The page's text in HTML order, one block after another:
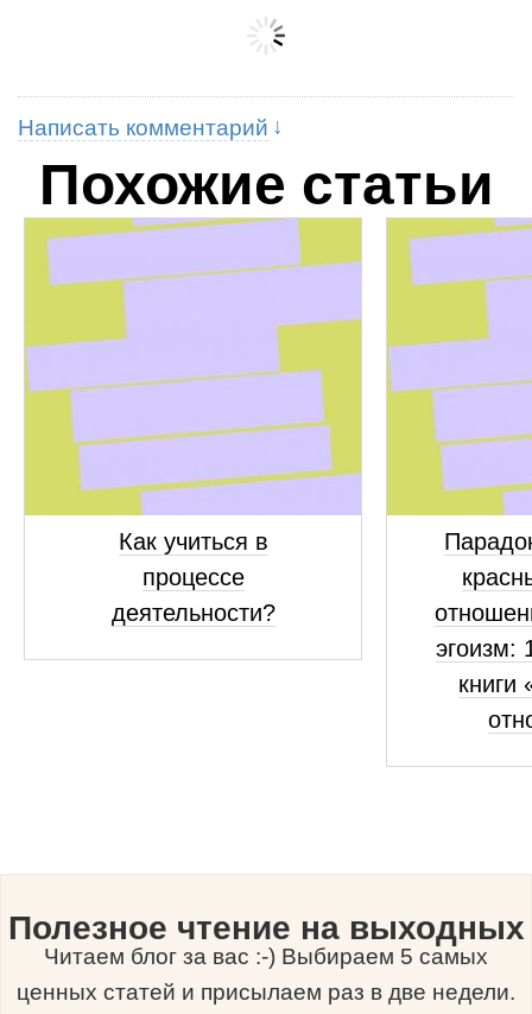
Написать комментарий
Похожие статьи
Как учиться в
процессе
деятельности?
эгоизм:
книги
Полезное чтение на выходных
Читаем блог за вас :-) Выбираем 5 самых
ценных статей и присылаем раз в две недели.